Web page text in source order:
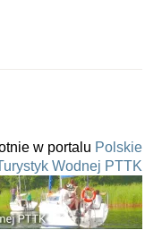
w portalu Polskie
Wodnej PTTK